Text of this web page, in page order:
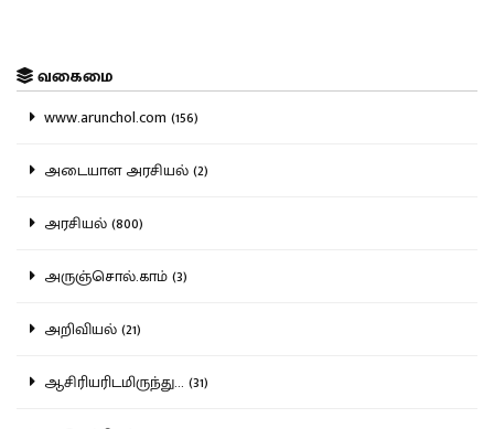
வகைமை
www.arunchol.com (156)
அடையாள அரசியல் (2)
அரசியல் (800)
அருஞ்சொல்.காம் (3)
அறிவியல் (21)
ஆசிரியரிடமிருந்து... (31)